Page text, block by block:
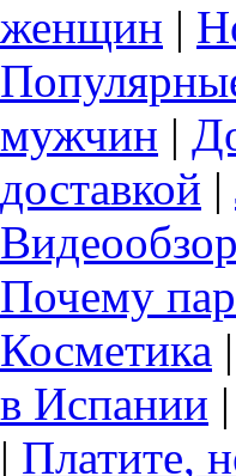
женщин |
мужчин |
доставкой |
Почему
Косметика |
в Испании |
| Платите,